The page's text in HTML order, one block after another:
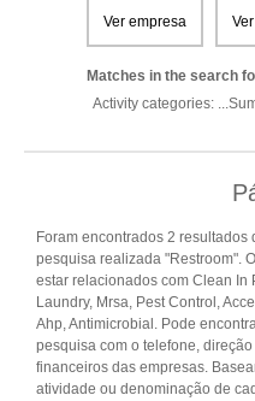
Ver empresa
Matches in the search
Activity categories: ...
Foram encontrados 2
pesquisa realizada "Restroom".
estar relacionados com Clean In
Laundry, Mrsa, Pest Control,
Ahp, Antimicrobial. Pode
pesquisa com o telefone,
financeiros das empresas.
atividade ou denominação de